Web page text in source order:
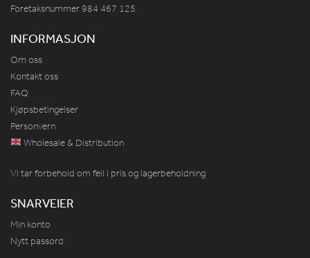
Foretaksnummer 984 467 125
INFORMASJON
Om oss
Kontakt oss
FAQ
Kjøpsbetingelser
Personvern
Wholesale & Distribution
Vi tar forbehold om feil i pris og lagerbeholdning
SNARVEIER
Min konto
Nytt passord